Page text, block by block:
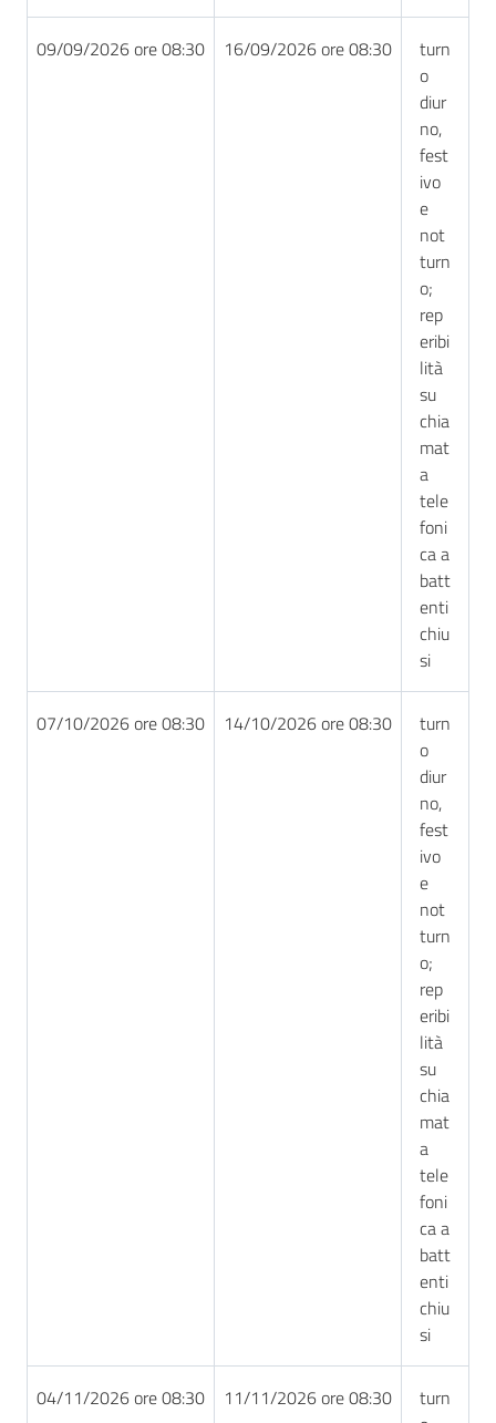
09/09/2026 ore 08:30 16/09/2026 ore 08:30
turn
o
diur
no,
fest
ivo
e
not
turn
o;
rep
eribi
lità
su
chia
mat
a
tele
foni
ca a
batt
enti
chiu
si
07/10/2026 ore 08:30 14/10/2026 ore 08:30
turn
o
diur
no,
fest
ivo
e
not
turn
o;
rep
eribi
lità
su
chia
mat
a
tele
foni
ca a
batt
enti
chiu
si
04/11/2026 ore 08:30 11/11/2026 ore 08:30
turn